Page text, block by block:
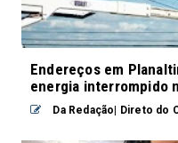
Endereços em
energia interrompido
Da Redação| Direto do